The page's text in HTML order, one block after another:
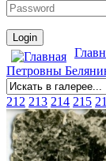
Петровны
212 213 214 215